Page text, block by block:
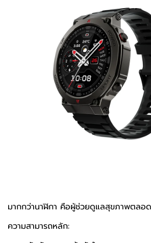
มากกว่านาฬิกา คือผู้ช่วยดูแลสุขภาพตลอ
ความสามารถหลัก: